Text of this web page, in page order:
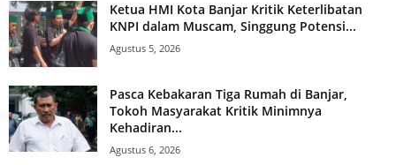
Ketua HMI Kota Banjar Kritik Keterlibatan
KNPI dalam Muscam, Singgung Potensi...
Agustus 5, 2026
Pasca Kebakaran Tiga Rumah di Banjar,
Tokoh Masyarakat Kritik Minimnya
Kehadiran...
Agustus 6, 2026